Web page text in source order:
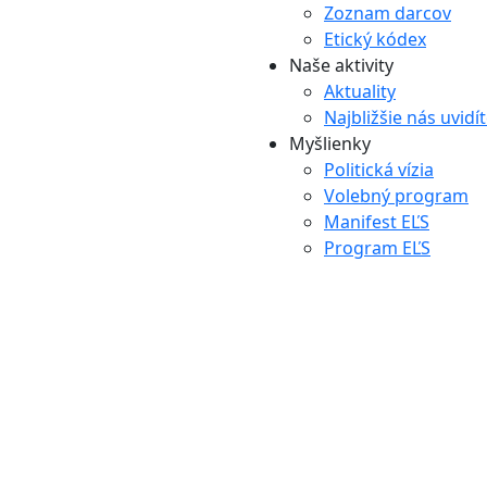
Zoznam darcov
Etický kódex
Naše aktivity
Aktuality
Najbližšie nás
Myšlienky
Politická vízia
Volebný program
Manifest EĽS
Program EĽS